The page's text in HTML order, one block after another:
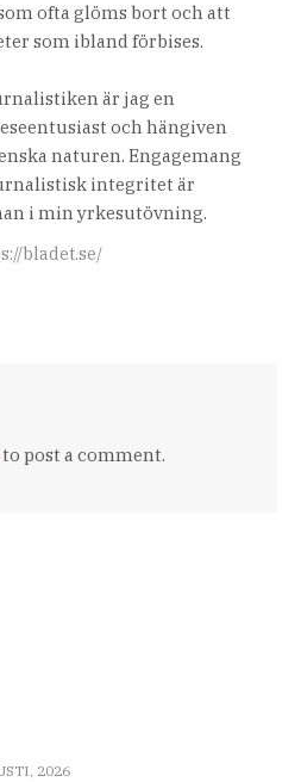
ofta glöms bort och att
som ibland förbises.
är jag en
och hängiven
naturen. Engagemang
integritet är
i min yrkesutövning.
bladet.se/
to post a comment.
2026